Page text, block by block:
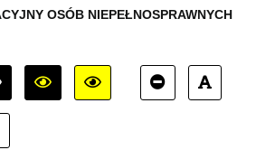
OSÓB NIEPEŁNOSPRAWNYCH